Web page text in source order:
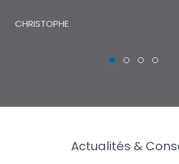
CHRISTOPHE
Actualités &